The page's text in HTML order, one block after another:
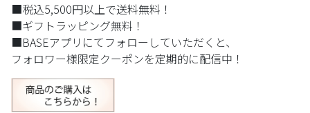
■税込5,500円以上で送料無料！
■ギフトラッピング無料！
■BASEアプリにてフォローしていただくと、
フォロワー様限定クーポンを定期的に配信中！